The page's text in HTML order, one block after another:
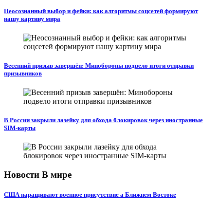
Неосознанный выбор и фейки: как алгоритмы соцсетей формируют
нашу картину мира
Весенний призыв завершён: Минобороны подвело итоги отправки
призывников
В России закрыли лазейку для обхода блокировок через иностранные
SIM-карты
Новости В мире
США наращивают военное присутствие а Ближнем Востоке